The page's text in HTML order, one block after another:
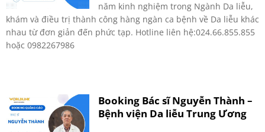
năm kinh nghiệm trong Ngành Da liễu,
khám và điều trị thành công hàng ngàn ca bệnh về Da liễu khác
nhau từ đơn giản đến phức tạp. Hotline liên hệ:024.66.855.855
hoặc 0982267986
Booking Bác sĩ Nguyễn Thành –
Bệnh viện Da liễu Trung Ương